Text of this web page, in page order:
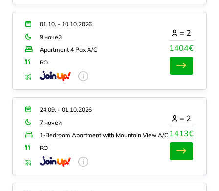
01.10. - 10.10.2026
9 ночей
Apartment 4 Pax A/C
RO
1404€
= 2
24.09. - 01.10.2026
7 ночей
1-Bedroom Apartment with Mountain View A/C
RO
1413€
= 2